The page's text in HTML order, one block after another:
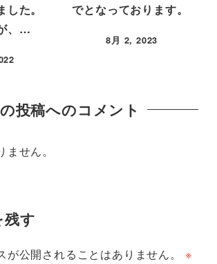
た。
、…
でとなっております。
8月 2, 2023
投稿へのコメント
せん。
残す
が公開されることはありません。
※